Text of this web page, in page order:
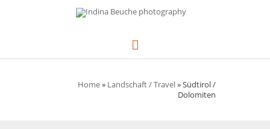
Hauptmenü
Home» Landschaft / Travel»Südtirol /
Dolomiten